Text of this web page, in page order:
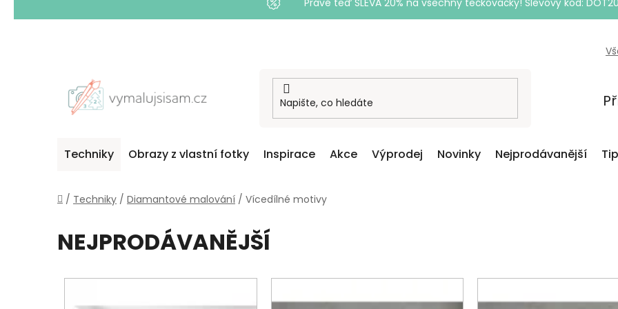
Právě teď SLEVA 20% na všechny tečkovačky! Slevový kód: DOT20
Techniky Obrazy z vlastní fotky Inspirace Akce Výprodej Novinky Nejprodávanější
Domů
/ Techniky / Diamantové malování / Vícedílné motivy
NEJPRODÁVANĚJŠÍ